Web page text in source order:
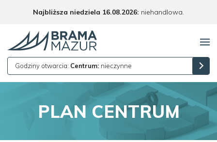
Najbliższa niedziela 16.08.2026: niehandlowa.
Godziny otwarcia: Centrum: nieczynne
PLAN CENTRUM